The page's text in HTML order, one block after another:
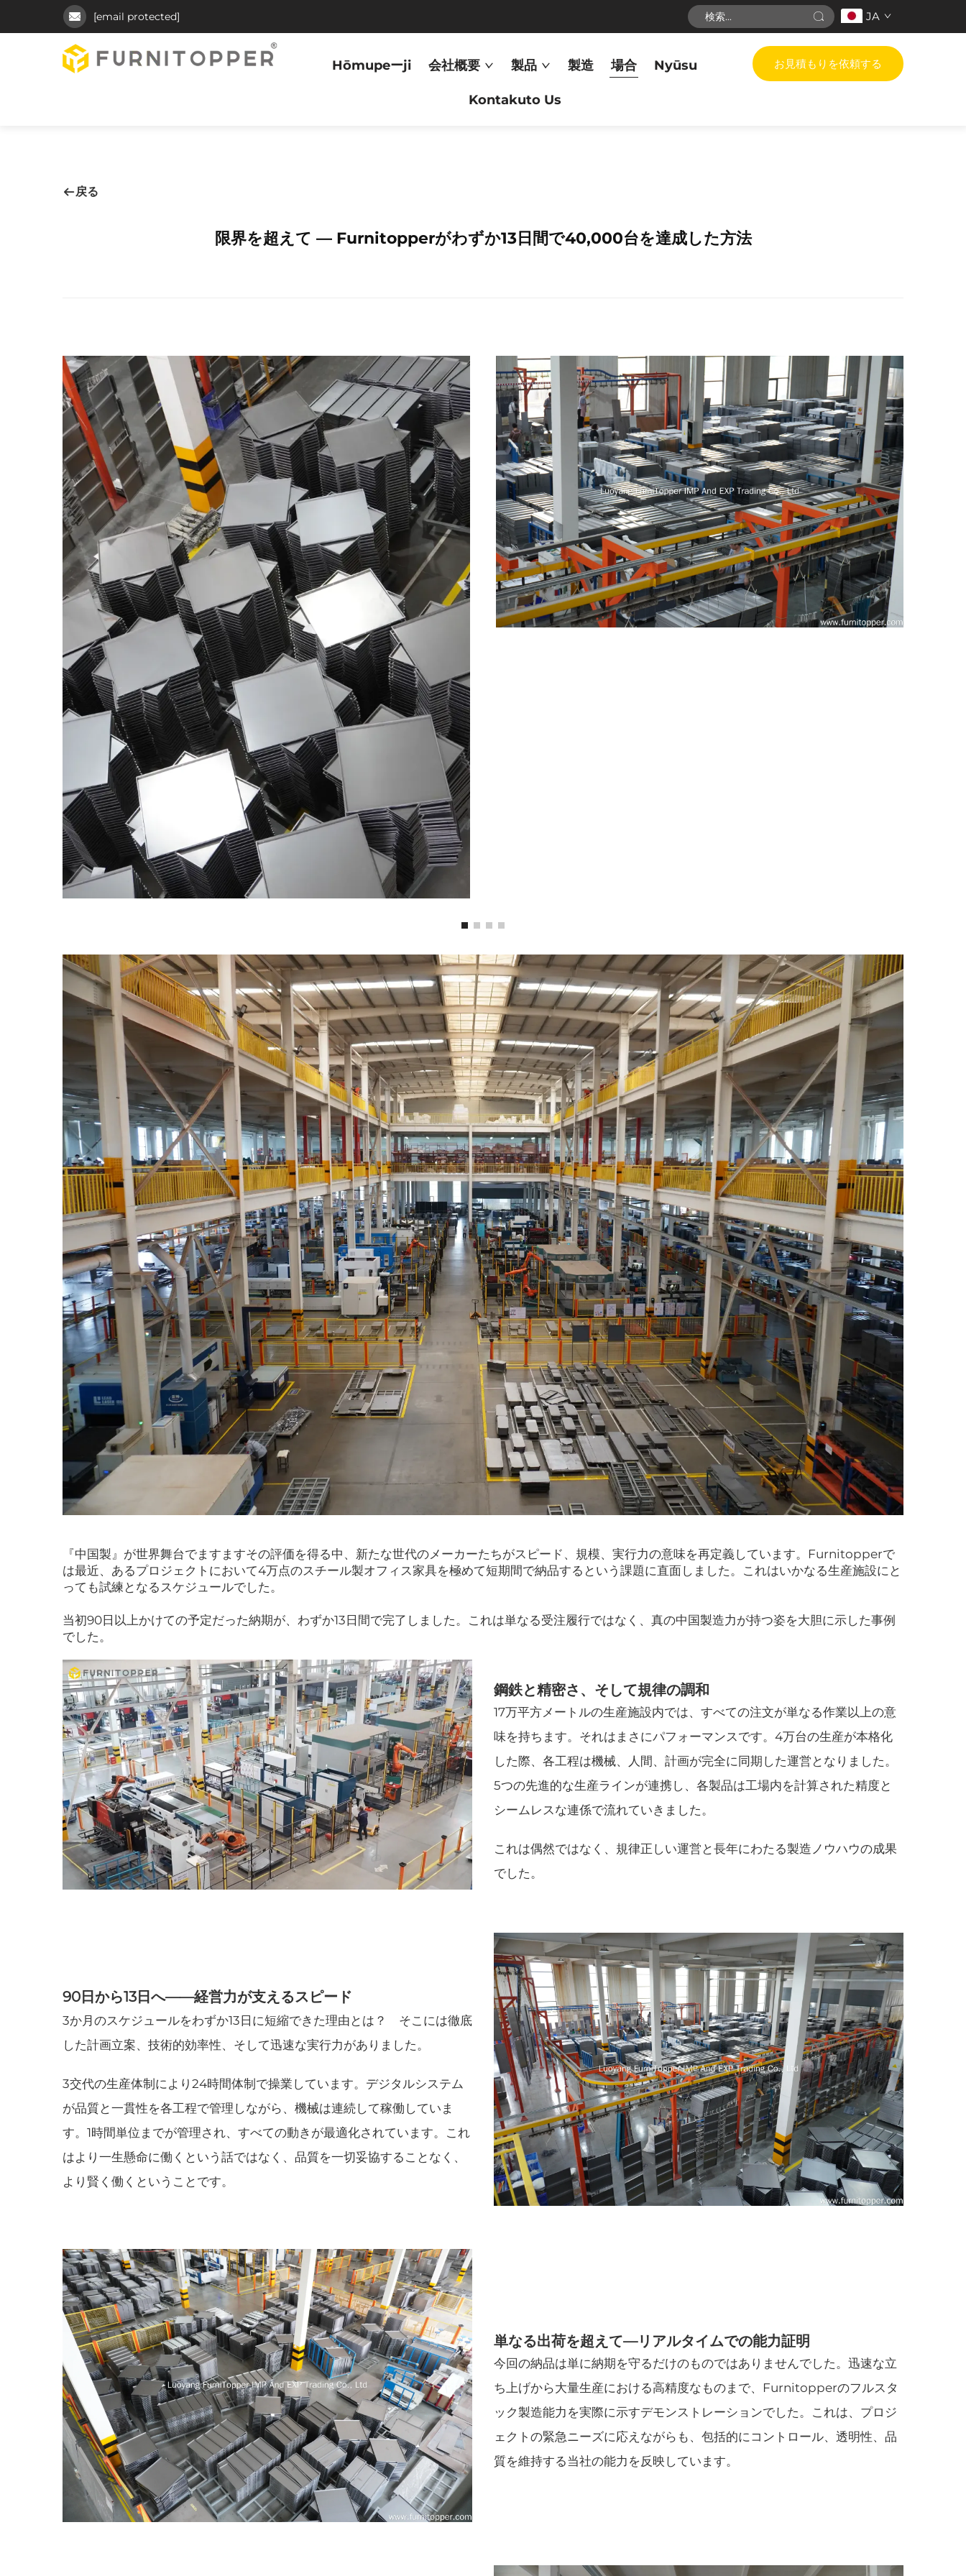
[email protected] JA
Hōmupeーji 会社概要 製品 製造 場合 Nyūsu
Kontakuto Us
お見積もりを依頼する
戻る
限界を超えて — Furnitopperがわずか13日間で40,000台を達成した方法
『中国製』が世界舞台でますますその評価を得る中、新たな世代のメーカーたちがスピード、規模、実行力の意味を再定義しています。Furnitopperで
は最近、あるプロジェクトにおいて4万点のスチール製オフィス家具を極めて短期間で納品するという課題に直面しました。これはいかなる生産施設にと
っても試練となるスケジュールでした。
当初90日以上かけての予定だった納期が、わずか13日間で完了しました。これは単なる受注履行ではなく、真の中国製造力が持つ姿を大胆に示した事例
でした。
鋼鉄と精密さ、そして規律の調和
17万平方メートルの生産施設内では、すべての注文が単なる作業以上の意
味を持ちます。それはまさにパフォーマンスです。4万台の生産が本格化
した際、各工程は機械、人間、計画が完全に同期した運営となりました。
5つの先進的な生産ラインが連携し、各製品は工場内を計算された精度と
シームレスな連係で流れていきました。
これは偶然ではなく、規律正しい運営と長年にわたる製造ノウハウの成果
でした。
90日から13日へ——経営力が支えるスピード
3か月のスケジュールをわずか13日に短縮できた理由とは？ そこには徹底
した計画立案、技術的効率性、そして迅速な実行力がありました。
3交代の生産体制により24時間体制で操業しています。デジタルシステム
が品質と一貫性を各工程で管理しながら、機械は連続して稼働していま
す。1時間単位までが管理され、すべての動きが最適化されています。これ
はより一生懸命に働くという話ではなく、品質を一切妥協することなく、
より賢く働くということです。
単なる出荷を超えて—リアルタイムでの能力証明
今回の納品は単に納期を守るだけのものではありませんでした。迅速な立
ち上げから大量生産における高精度なものまで、Furnitopperのフルスタ
ック製造能力を実際に示すデモンストレーションでした。これは、プロジ
ェクトの緊急ニーズに応えながらも、包括的にコントロール、透明性、品
質を維持する当社の能力を反映しています。